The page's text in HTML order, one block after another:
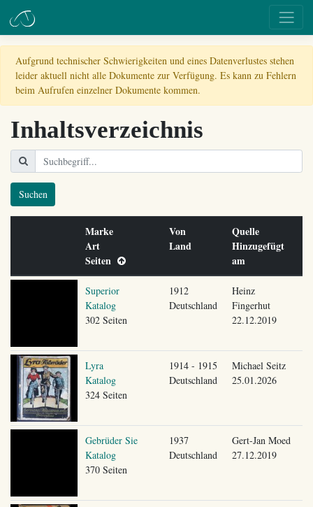
Aufgrund technischer Schwierigkeiten und eines Datenverlustes stehen
leider aktuell nicht alle Dokumente zur Verfügung. Es kann zu Fehlern
beim Aufrufen einzelner Dokumente kommen.
Inhaltsverzeichnis
Suchen
Marke
Art
Seiten
Von
Land
Quelle
Hinzugefügt
am
Superior
Katalog
302 Seiten
1912
Deutschland
Heinz
Fingerhut
22.12.2019
Lyra
Katalog
324 Seiten
1914 - 1915
Deutschland
Michael Seitz
25.01.2026
Gebrüder Sie
Katalog
370 Seiten
1937
Deutschland
Gert-Jan Moed
27.12.2019